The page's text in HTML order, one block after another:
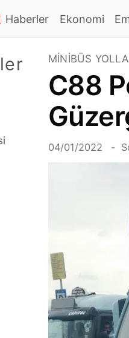
Haberler Ekonomi
MINIBÜS
C88
04/01/2022